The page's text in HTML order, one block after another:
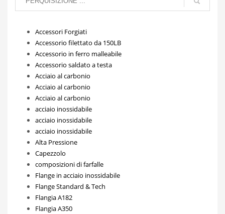
Accessori Forgiati
Accessorio filettato da 150LB
Accessorio in ferro malleabile
Accessorio saldato a testa
Acciaio al carbonio
Acciaio al carbonio
Acciaio al carbonio
acciaio inossidabile
acciaio inossidabile
acciaio inossidabile
Alta Pressione
Capezzolo
composizioni di farfalle
Flange in acciaio inossidabile
Flange Standard & Tech
Flangia A182
Flangia A350